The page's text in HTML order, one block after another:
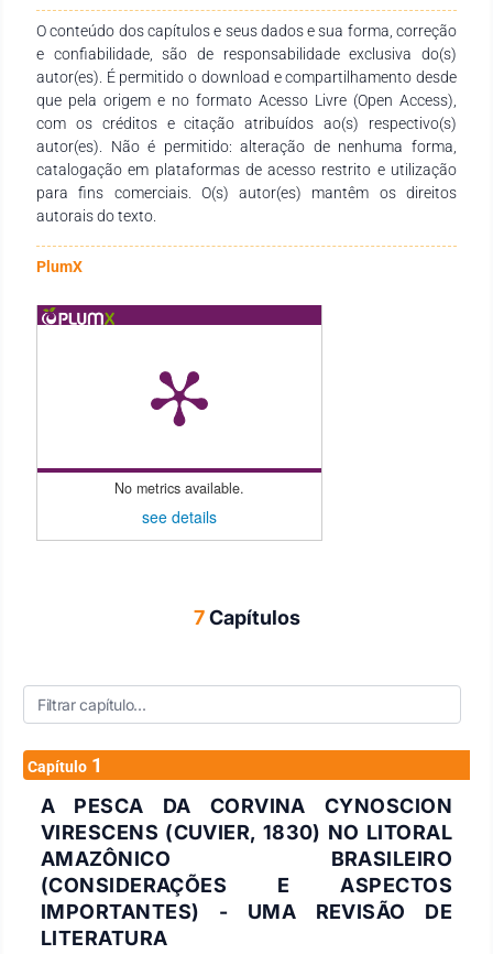
disponibilidade e dedicação para o desenvolvimento e
conclusão dessa obra. Esperamos também que esta obra
sirva de instrumento didático-pedagógico para estudantes,
professores dos diversos níveis de ensino em seus trabalhos e
demais interessados pela temática.
O conteúdo dos capítulos e seus dados e sua forma, correção
e confiabilidade, são de responsabilidade exclusiva do(s)
autor(es). É permitido o download e compartilhamento desde
que pela origem e no formato Acesso Livre (Open Access),
com os créditos e citação atribuídos ao(s) respectivo(s)
autor(es). Não é permitido: alteração de nenhuma forma,
catalogação em plataformas de acesso restrito e utilização
para fins comerciais. O(s) autor(es) mantêm os direitos
autorais do texto.
PlumX
No metrics available.
see details
7Capítulos
Capítulo 1
A PESCA DA CORVINA CYNOSCION
VIRESCENS (CUVIER, 1830) NO LITORAL
AMAZÔNICO BRASILEIRO
(CONSIDERAÇÕES E ASPECTOS
IMPORTANTES) - UMA REVISÃO DE
LITERATURA